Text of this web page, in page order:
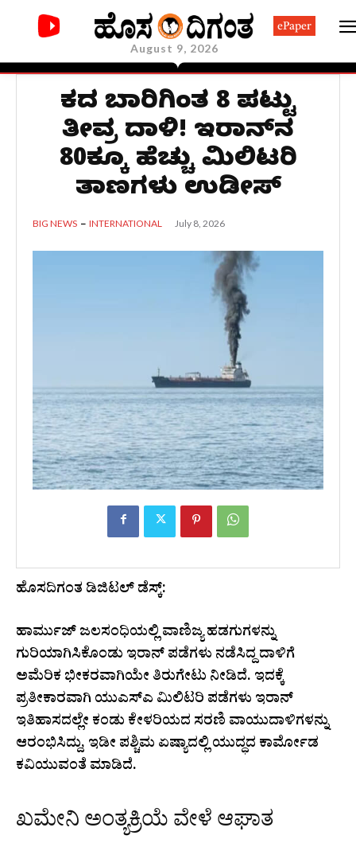
August 9, 2026
ePaper
ಕಳೆದ ಬಾರಿಗಿಂತ 8 ಪಟ್ಟು
ತೀವ್ರ ದಾಳಿ! ಇರಾನ್‌ನ
80ಕ್ಕೂ ಹೆಚ್ಚು ಮಿಲಿಟರಿ
ತಾಣಗಳು ಉಡೀಸ್
BIG NEWS INTERNATIONAL July 8, 2026
ಹೊಸದಿಗಂತ ಡಿಜಿಟಲ್ ಡೆಸ್ಕ್:
ಹಾರ್ಮುಜ್ ಜಲಸಂಧಿಯಲ್ಲಿ ವಾಣಿಜ್ಯ ಹಡಗುಗಳನ್ನು
ಗುರಿಯಾಗಿಸಿಕೊಂಡು ಇರಾನ್ ಪಡೆಗಳು ನಡೆಸಿದ್ದ ದಾಳಿಗೆ
ಅಮೆರಿಕ ಭೀಕರವಾಗಿಯೇ ತಿರುಗೇಟು ನೀಡಿದೆ. ಇದಕ್ಕೆ
ಪ್ರತೀಕಾರವಾಗಿ ಯುಎಸ್‌ಎ ಮಿಲಿಟರಿ ಪಡೆಗಳು ಇರಾನ್
ಇತಿಹಾಸದಲ್ಲೇ ಕಂಡು ಕೇಳರಿಯದ ಸರಣಿ ವಾಯುದಾಳಿಗಳನ್ನು
ಆರಂಭಿಸಿದ್ದು, ಇಡೀ ಪಶ್ಚಿಮ ಏಷ್ಯಾದಲ್ಲಿ ಯುದ್ಧದ ಕಾರ್ಮೋಡ
ಕವಿಯುವಂತೆ ಮಾಡಿದೆ.
ಖಮೇನಿ ಅಂತ್ಯಕ್ರಿಯೆ ವೇಳೆ ಆಘಾತ